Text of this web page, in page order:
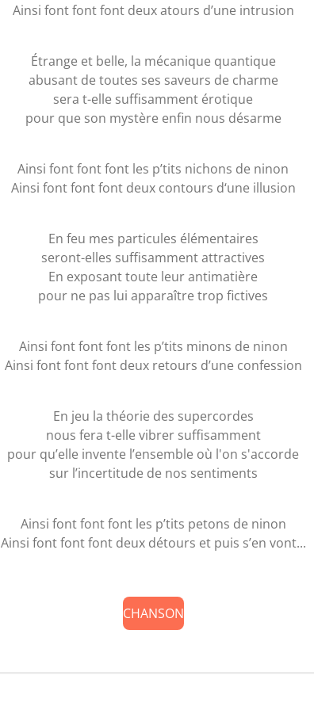
Ainsi font font font deux atours d’une intrusion
Étrange et belle, la mécanique quantique
abusant de toutes ses saveurs de charme
sera t-elle suffisamment érotique
pour que son mystère enfin nous désarme
Ainsi font font font les p’tits nichons de ninon
Ainsi font font font deux contours d‘une illusion
En feu mes particules élémentaires
seront-elles suffisamment attractives
En exposant toute leur antimatière
pour ne pas lui apparaître trop fictives
Ainsi font font font les p’tits minons de ninon
Ainsi font font font deux retours d’une confession
En jeu la théorie des supercordes
nous fera t-elle vibrer suffisamment
pour qu’elle invente l’ensemble où l'on s'accorde
sur l’incertitude de nos sentiments
Ainsi font font font les p’tits petons de ninon
Ainsi font font font deux détours et puis s’en vont...
CHANSON